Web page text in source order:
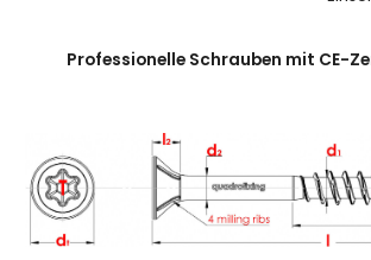
Professionelle Schrauben mit CE-